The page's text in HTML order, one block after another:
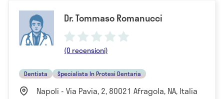
Dr. Tommaso Romanucci
(0 recensioni)
Dentista Specialista In Protesi Dentaria
Napoli - Via Pavia, 2, 80021 Afragola, NA, Italia